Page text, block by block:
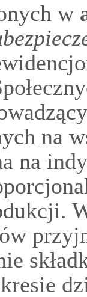
w
na
na